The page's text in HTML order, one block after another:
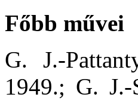
Főbb művei
G. J.-
1949.; G.